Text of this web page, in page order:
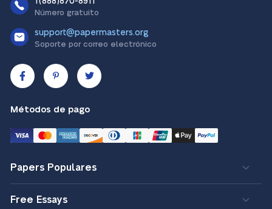
Número gratuito
support@papermasters.org
Soporte por correo electrónico
Métodos de pago
Papers Populares
Free Essays